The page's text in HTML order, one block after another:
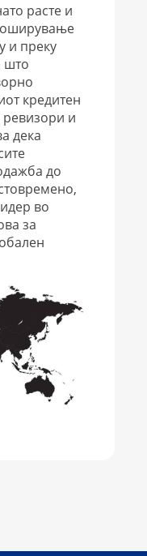
расте и
и преку
што
кредитен
ревизори и
дека
до
во
за